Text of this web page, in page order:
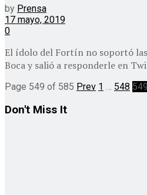
by Prensa
17 mayo, 2019
0
El ídolo del Fortín no soportó
Boca y salió a responderle en
Page 549 of 585 Prev 1 548 549
Don't Miss It